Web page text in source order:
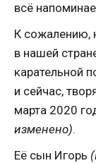
всё
К сожалению,
в нашей
карательной
и сейчас,
марта 2020
изменено).
Её сын Игорь